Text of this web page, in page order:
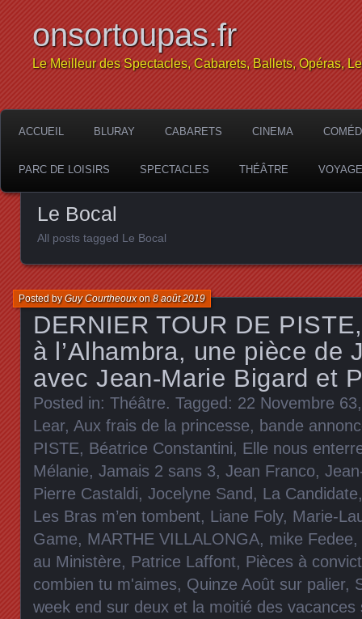
onsortoupas.fr
Le Meilleur des Spectacles, Cabarets, Ballets, Opéras,
ACCUEIL BLURAY CABARETS CINEMA
PARC DE LOISIRS SPECTACLES THÉÂTRE
Le Bocal
All posts tagged Le Bocal
DERNIER TOUR DE
à l’Alhambra, une pièce de
avec Jean-Marie Bigard et
Posted byGuy Courtheouxon8 août 2019
Posted in: Théâtre. Tagged: 22 Novembre 63
Lear, Aux frais de la princesse, bande
PISTE, Béatrice Constantini, Elle nous
Mélanie, Jamais 2 sans 3, Jean Franco,
Pierre Castaldi, Jocelyne Sand, La Candidate
Les Bras m’en tombent, Liane Foly, Marie-
Game, MARTHE VILLALONGA, mike Fedee,
au Ministère, Patrice Laffont, Pièces à
combien tu m'aimes, Quinze Août sur palier,
week end sur deux et la moitié des vacances